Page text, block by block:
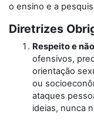
o ensino e a
Diretrizes
Respeito e
ofensivos,
orientação
ou
ataques
ideias, nunca